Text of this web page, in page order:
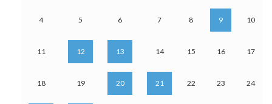
4 5 6 7 8 9 10
11 12 13 14 15 16 17
18 19 20 21 22 23 24